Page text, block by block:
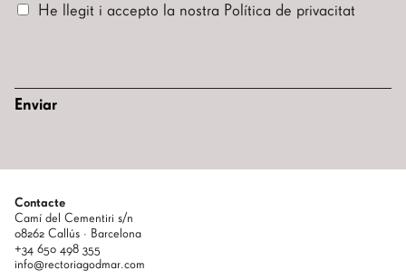
He llegit i accepto la nostra Política de privacitat
Enviar
Contacte
Camí del Cementiri s/n
08262 Callús · Barcelona
+34 650 498 355
info@rectoriagodmar.com